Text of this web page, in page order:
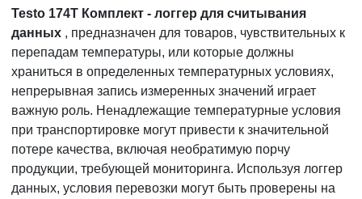
Testo 174T Комплект - логгер для считывания
данных , предназначен для товаров, чувствительных к
перепадам температуры, или которые должны
храниться в определенных температурных условиях,
непрерывная запись измеренных значений играет
важную роль. Ненадлежащие температурные условия
при транспортировке могут привести к значительной
потере качества, включая необратимую порчу
продукции, требующей мониторинга. Используя логгер
данных, условия перевозки могут быть проверены на